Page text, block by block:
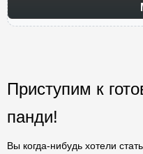
Приступим к
панди!
Вы когда-нибудь хотели